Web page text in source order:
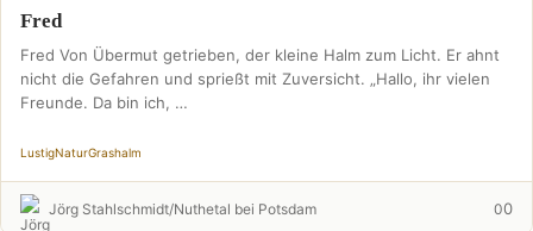
Fred
Fred Von Übermut getrieben, der kleine Halm zum Licht. Er ahnt
nicht die Gefahren und sprießt mit Zuversicht. „Hallo, ihr vielen
Freunde. Da bin ich, …
LustigNaturGrashalm
Jörg Stahlschmidt/Nuthetal bei Potsdam 00